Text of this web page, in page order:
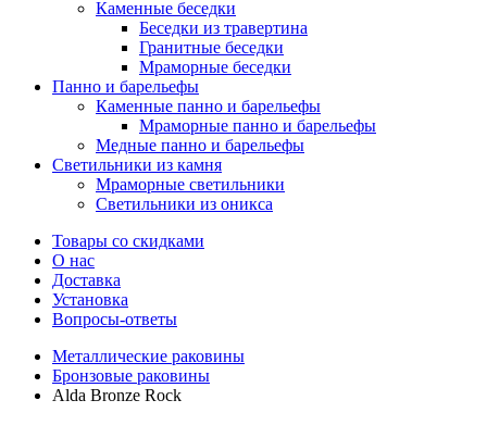
Каменные беседки
Беседки из травертина
Гранитные беседки
Мраморные беседки
Панно и барельефы
Каменные панно и барельефы
Мраморные панно и барельефы
Медные панно и барельефы
Светильники из камня
Мраморные светильники
Светильники из оникса
Товары со скидками
О нас
Доставка
Установка
Вопросы-ответы
Металлические раковины
Бронзовые раковины
Alda Bronze Rock